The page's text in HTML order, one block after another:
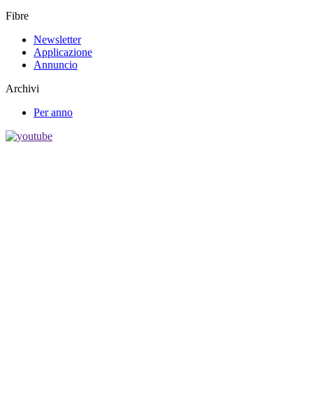
Fibre
Newsletter
Applicazione
Annuncio
Archivi
Per anno